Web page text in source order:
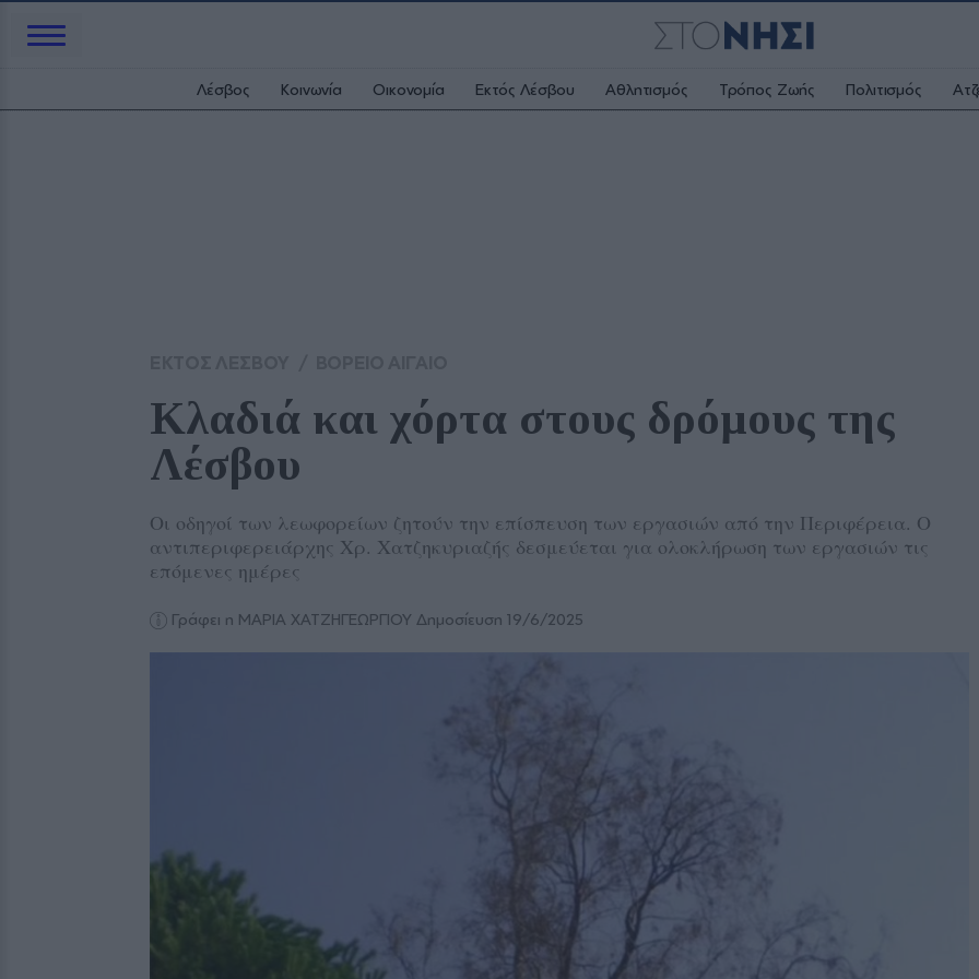
Λέσβος Κοινωνία Οικονομία Εκτός Λέσβου Αθλητισμός Τρόπος Ζωής Πολιτισμός
Κλαδιά και χόρτα στους δρόμους της
Λέσβου
Οι οδηγοί των λεωφορείων ζητούν την επίσπευση των εργασιών από την Περιφέρεια. Ο
αντιπεριφερειάρχης Χρ. Χατζηκυριαζής δεσμεύεται για ολοκλήρωση των εργασιών τις
επόμενες ημέρες
Γράφει η ΜΑΡΙΑ ΧΑΤΖΗΓΕΩΡΓΙΟΥ Δημοσίευση 19/6/2025